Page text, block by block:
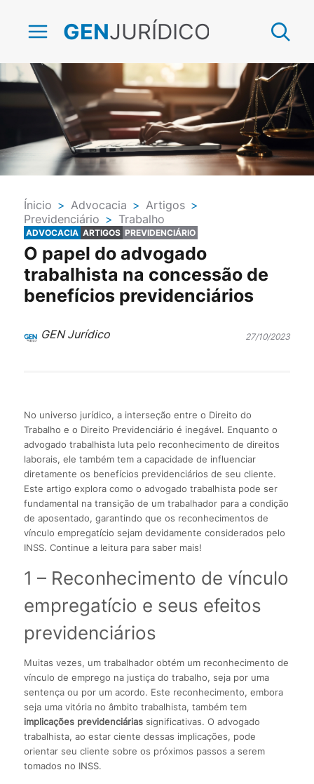
GENJURÍDICO
Ínicio > Advocacia > Artigos >
Previdenciário > Trabalho
ADVOCACIA ARTIGOS PREVIDENCIÁRIO
O papel do advogado
trabalhista na concessão de
benefícios previdenciários
GEN Jurídico 27/10/2023
No universo jurídico, a interseção entre o Direito do
Trabalho e o Direito Previdenciário é inegável. Enquanto o
advogado trabalhista luta pelo reconhecimento de direitos
laborais, ele também tem a capacidade de influenciar
diretamente os benefícios previdenciários de seu cliente.
Este artigo explora como o advogado trabalhista pode ser
fundamental na transição de um trabalhador para a condição
de aposentado, garantindo que os reconhecimentos de
vínculo empregatício sejam devidamente considerados pelo
INSS. Continue a leitura para saber mais!
1 – Reconhecimento de vínculo
empregatício e seus efeitos
previdenciários
Muitas vezes, um trabalhador obtém um reconhecimento de
vínculo de emprego na justiça do trabalho, seja por uma
sentença ou por um acordo. Este reconhecimento, embora
seja uma vitória no âmbito trabalhista, também tem
implicações previdenciáriassignificativas. O advogado
trabalhista, ao estar ciente dessas implicações, pode
orientar seu cliente sobre os próximos passos a serem
tomados no INSS.